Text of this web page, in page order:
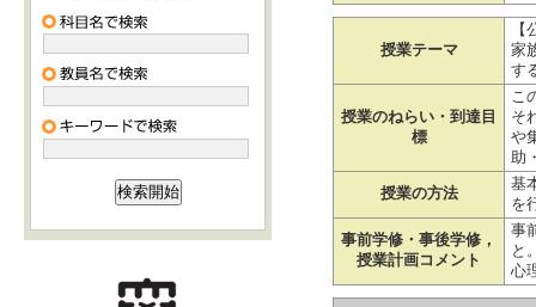
授業テーマ
家
す
授業のねらい・到達目
標
こ
そ
や
助
授業の方法
基
を
事前学修・事後学修，
授業計画コメント
事
と
心